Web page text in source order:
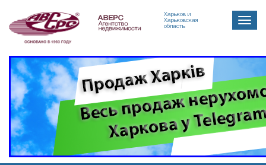
Харьков и
Харьковская
область
Toggle